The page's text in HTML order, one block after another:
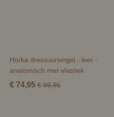
Horka dressuursingel - leer -
anatomisch met elastiek
€ 74,95 € 99,95